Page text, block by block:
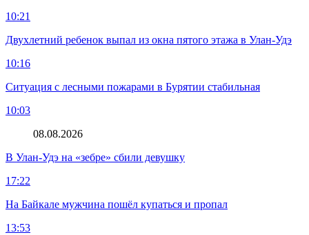
10:21
Двухлетний ребенок выпал из окна пятого этажа в Улан-Удэ
10:16
Ситуация с лесными пожарами в Бурятии стабильная
10:03
08.08.2026
В Улан-Удэ на «зебре» сбили девушку
17:22
На Байкале мужчина пошёл купаться и пропал
13:53